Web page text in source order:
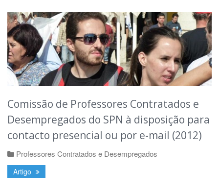
Comissão de Professores Contratados e
Desempregados do SPN à disposição para
contacto presencial ou por e-mail (2012)
Professores Contratados e Desempregados
Artigo